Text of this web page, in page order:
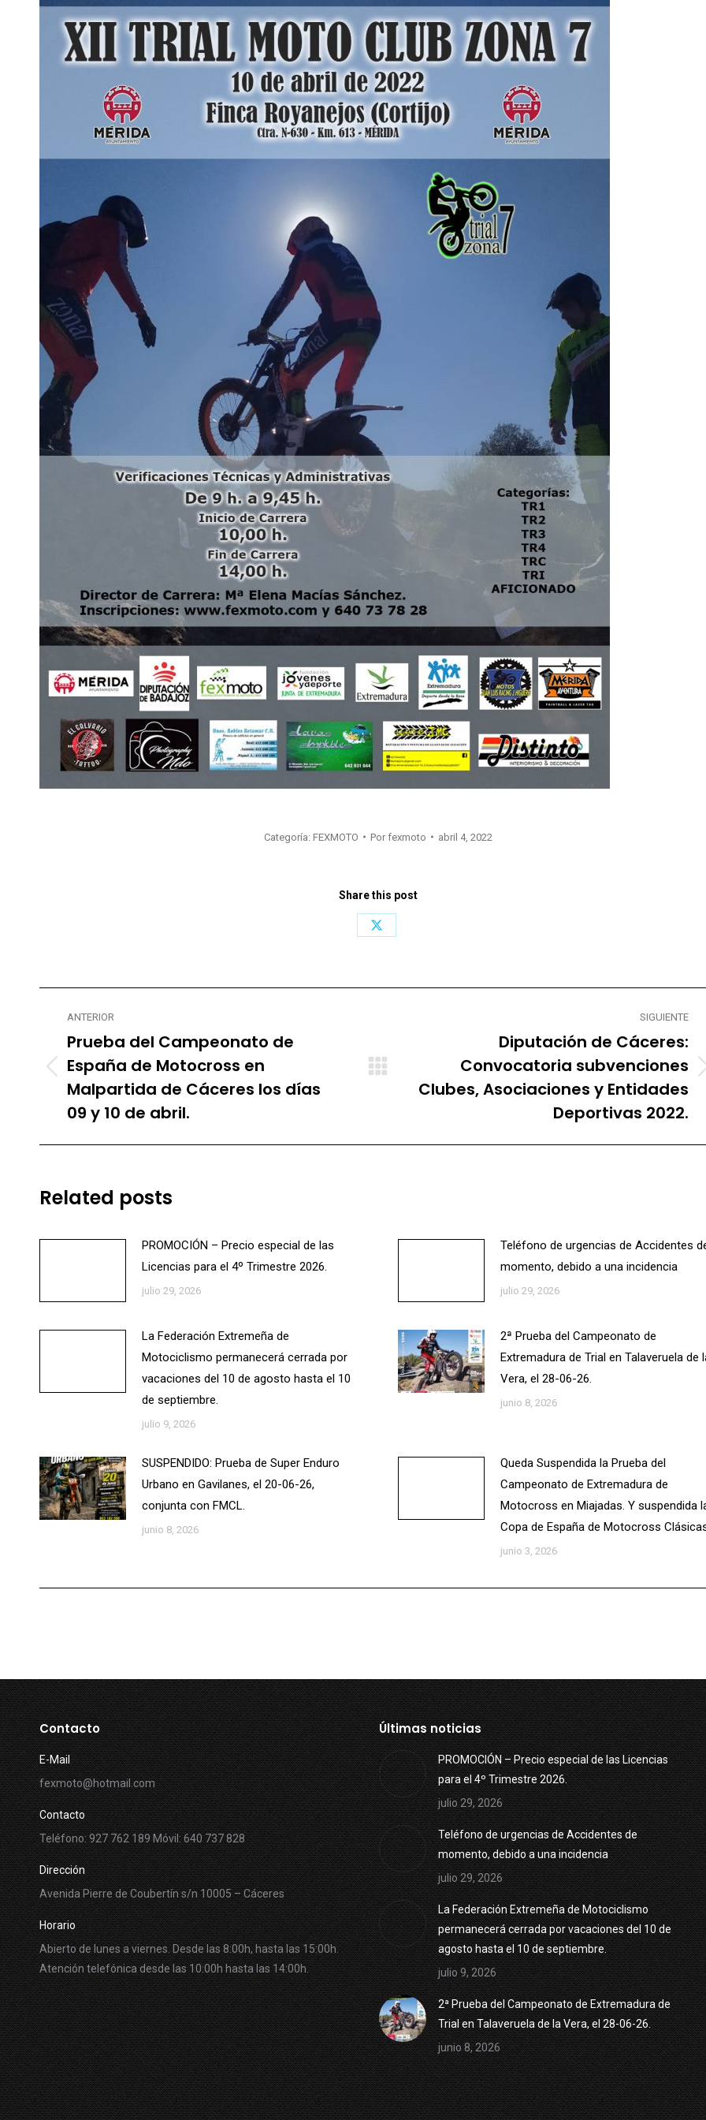
Categoría: FEXMOTO Por fexmoto abril 4, 2022
Share this post
Share
Navegación
entre
publicaciones
ANTERIOR
Publicación
anterior:
Prueba del Campeonato de
España de Motocross en
Malpartida de Cáceres los días
09 y 10 de abril.
SIGUIENTE
Publicación
siguiente:
Diputación de Cáceres:
Convocatoria subvenciones
Clubes, Asociaciones y Entidades
Deportivas 2022.
Related posts
PROMOCIÓN – Precio especial de las
Licencias para el 4º Trimestre 2026.
julio 29, 2026
Teléfono de urgencias de Accidentes
momento, debido a una incidencia
julio 29, 2026
La Federación Extremeña de
Motociclismo permanecerá cerrada por
vacaciones del 10 de agosto hasta el 10
de septiembre.
julio 9, 2026
2ª Prueba del Campeonato de
Extremadura de Trial en Talaveruela de
Vera, el 28-06-26.
junio 8, 2026
SUSPENDIDO: Prueba de Super Enduro
Urbano en Gavilanes, el 20-06-26,
conjunta con FMCL.
junio 8, 2026
Queda Suspendida la Prueba del
Campeonato de Extremadura de
Motocross en Miajadas. Y suspendida
Copa de España de Motocross
junio 3, 2026
Contacto
E-Mail
fexmoto@hotmail.com
Contacto
Teléfono: 927 762 189 Móvil: 640 737 828
Dirección
Avenida Pierre de Coubertín s/n 10005 – Cáceres
Horario
Abierto de lunes a viernes. Desde las 8:00h, hasta las 15:00h.
Atención telefónica desde las 10:00h hasta las 14:00h.
Últimas noticias
PROMOCIÓN – Precio especial de las Licencias
para el 4º Trimestre 2026.
julio 29, 2026
Teléfono de urgencias de Accidentes de
momento, debido a una incidencia
julio 29, 2026
La Federación Extremeña de Motociclismo
permanecerá cerrada por vacaciones del 10 de
agosto hasta el 10 de septiembre.
julio 9, 2026
2ª Prueba del Campeonato de Extremadura de
Trial en Talaveruela de la Vera, el 28-06-26.
junio 8, 2026